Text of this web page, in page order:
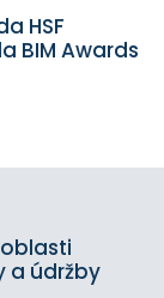
HSF
BIM Awards
a údržby